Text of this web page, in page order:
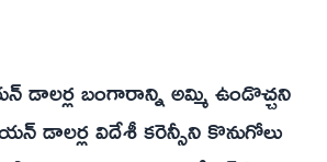
బంగారాన్ని అమ్మి ఉండొచ్చని
డాలర్ల విదేశీ కరెన్సీని కొనుగోలు